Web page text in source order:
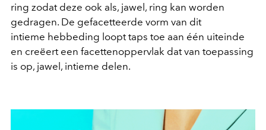
ring zodat deze ook als, jawel, ring kan worden
gedragen. De gefacetteerde vorm van dit
intieme hebbeding loopt taps toe aan één uiteinde
en creëert een facettenoppervlak dat van toepassing
is op, jawel, intieme delen.